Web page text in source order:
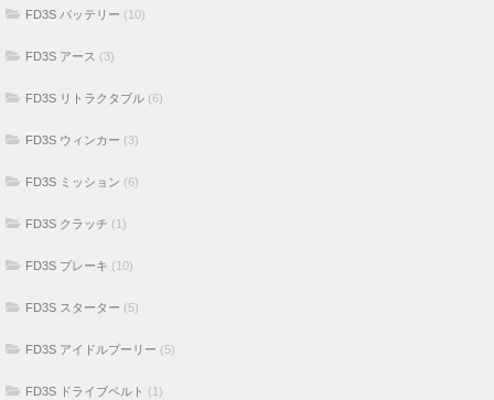
FD3S バッテリー (10)
FD3S アース (3)
FD3S リトラクタブル (6)
FD3S ウィンカー (3)
FD3S ミッション (6)
FD3S クラッチ (1)
FD3S ブレーキ (10)
FD3S スターター (5)
FD3S アイドルプーリー (5)
FD3S ドライブベルト (1)